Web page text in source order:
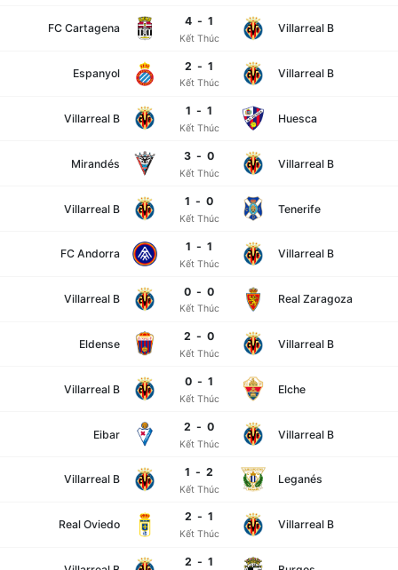
FC Cartagena
Kết Thúc
4 - 1
Villarreal B
Espanyol
Kết Thúc
2 - 1
Villarreal B
Villarreal B
Kết Thúc
1 - 1
Huesca
Mirandés
Kết Thúc
3 - 0
Villarreal B
Villarreal B
Kết Thúc
1 - 0
Tenerife
FC Andorra
Kết Thúc
1 - 1
Villarreal B
Villarreal B
Kết Thúc
0 - 0
Real Zaragoza
Eldense
Kết Thúc
2 - 0
Villarreal B
Villarreal B
Kết Thúc
0 - 1
Elche
Eibar
Kết Thúc
2 - 0
Villarreal B
Villarreal B
Kết Thúc
1 - 2
Leganés
Real Oviedo
Kết Thúc
2 - 1
Villarreal B
2 - 1